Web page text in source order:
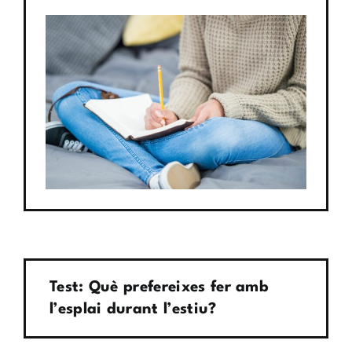
Test: Què prefereixes fer amb
l’esplai durant l’estiu?